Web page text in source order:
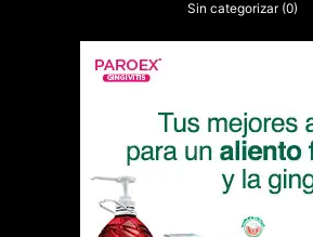
Sin categorizar (0)